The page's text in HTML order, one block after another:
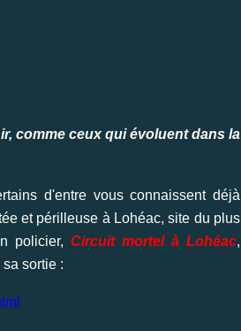
comme ceux qui évoluent dans la
d'entre vous connaissent déjà
et périlleuse à Lohéac, site du plus
policier, Circuit mortel à Lohéac,
sortie :